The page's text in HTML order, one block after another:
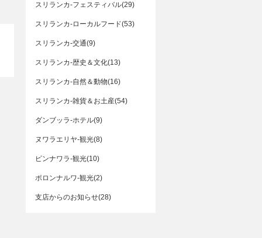
スリランカ-フェスティバル(29)
スリランカ-ローカルフード(53)
スリランカ-交通(9)
スリランカ-歴史＆文化(13)
スリランカ-自然＆動物(16)
スリランカ-雑貨＆お土産(54)
ダンブッラ-ホテル(9)
ヌワラエリヤ-観光(8)
ピンナワラ-観光(10)
ポロンナルワ-観光(2)
支店からのお知らせ(28)